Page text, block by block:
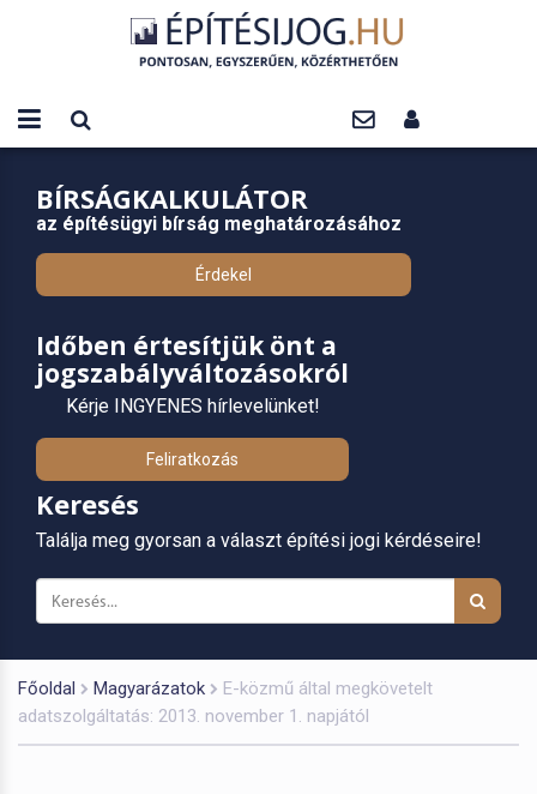
BÍRSÁGKALKULÁTOR
az építésügyi bírság meghatározásához
Érdekel
Időben értesítjük önt a
jogszabályváltozásokról
Kérje INGYENES hírlevelünket!
Feliratkozás
Keresés
Találja meg gyorsan a választ építési jogi kérdéseire!
Főoldal Magyarázatok
E-közmű által megkövetelt
adatszolgáltatás: 2013. november 1. napjától